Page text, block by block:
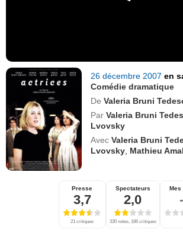
26 décembre 2007en
Comédie dramatique
De Valeria Bruni
Par Valeria Bruni
Lvovsky
Avec Valeria Bruni
Lvovsky Mathieu
Presse
3,7
21 critiques
Spectateurs
2,0
330 notes, 186 critiques
Mes